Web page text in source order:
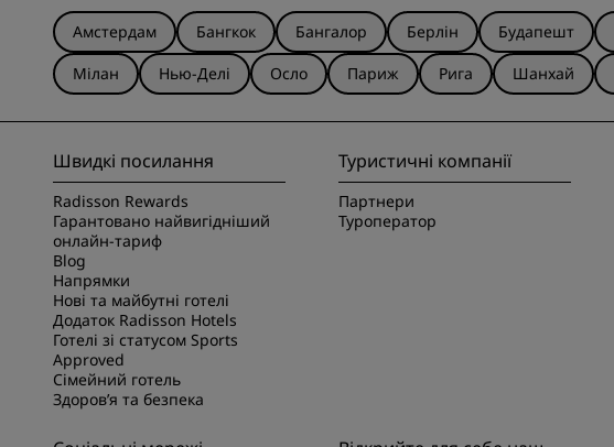
Амстердам Бангкок Бангалор Берлін Будапешт
Мілан
Нью-Делі Осло Париж Рига Шанхай
Швидкі посилання
Radisson Rewards
Гарантовано найвигідніший
онлайн-тариф
Blog
Напрямки
Нові та майбутні готелі
Додаток Radisson Hotels
Готелі зі статусом Sports
Approved
Сімейний готель
Здоров’я та безпека
Туристичні компанії
Партнери
Туроператор